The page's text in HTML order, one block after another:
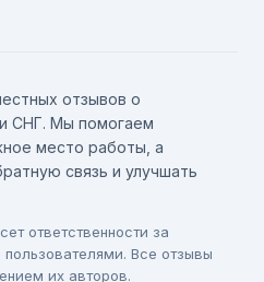
отзывов о
СНГ. Мы помогаем
место работы, а
связь и улучшать
ответственности за
Все отзывы
их авторов.